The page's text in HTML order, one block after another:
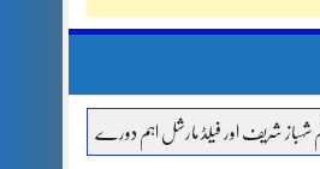
شریف اور فیلڈ مارشل اہم دورے پر سعودی عرب روانہ